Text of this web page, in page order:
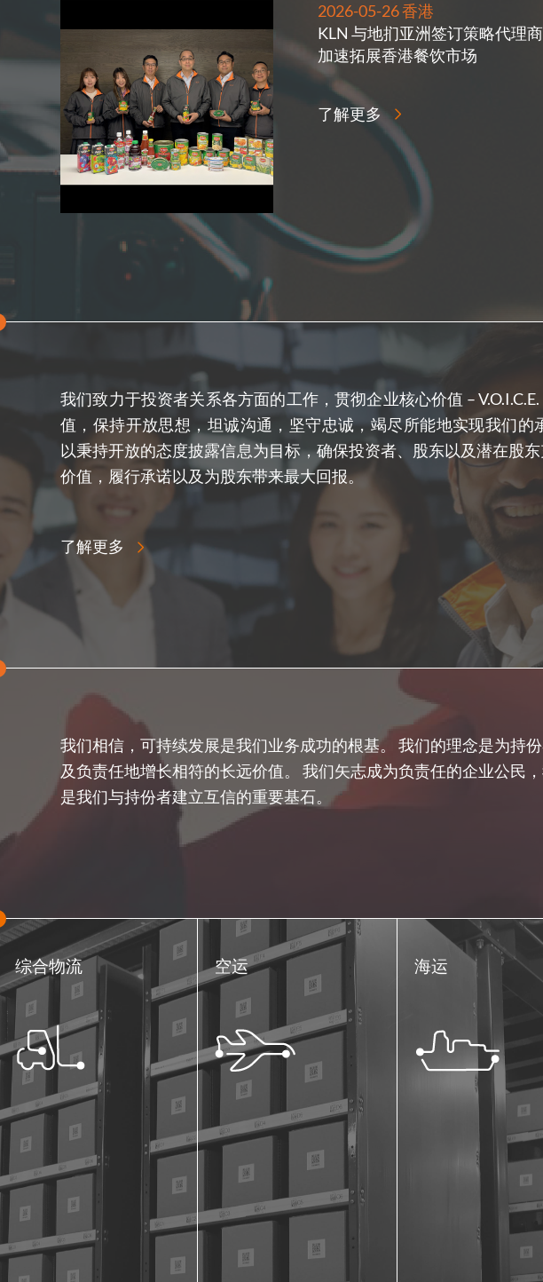
2026-05-26 香港
KLN 与地扪亚洲签订策略代理
加速拓展香港餐饮市场
了解更多
我们致力于投资者关系各方面的工作，贯彻企业核心价值 –
值，保持开放思想，坦诚沟通，坚守忠诚，竭尽所能地实现我们的
以秉持开放的态度披露信息为目标，确保投资者、股东以及潜在股
价值，履行承诺以及为股东带来最大回报。
了解更多
我们相信，可持续发展是我们业务成功的根基。 我们的理念是为持
及负责任地增长相符的长远价值。 我们矢志成为负责任的企业公民
是我们与持份者建立互信的重要基石。
综合物流 空运 海运